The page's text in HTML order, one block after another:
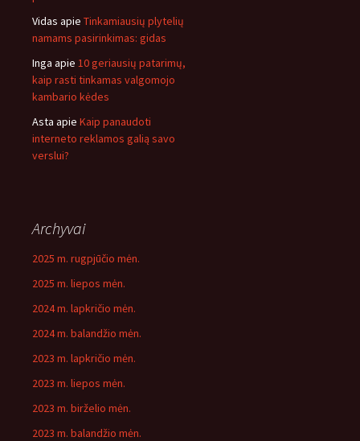
Vidas apie Tinkamiausių plytelių
namams pasirinkimas: gidas
Inga apie 10 geriausių patarimų,
kaip rasti tinkamas valgomojo
kambario kėdes
Asta apie Kaip panaudoti
interneto reklamos galią savo
verslui?
Archyvai
2025 m. rugpjūčio mėn.
2025 m. liepos mėn.
2024 m. lapkričio mėn.
2024 m. balandžio mėn.
2023 m. lapkričio mėn.
2023 m. liepos mėn.
2023 m. birželio mėn.
2023 m. balandžio mėn.